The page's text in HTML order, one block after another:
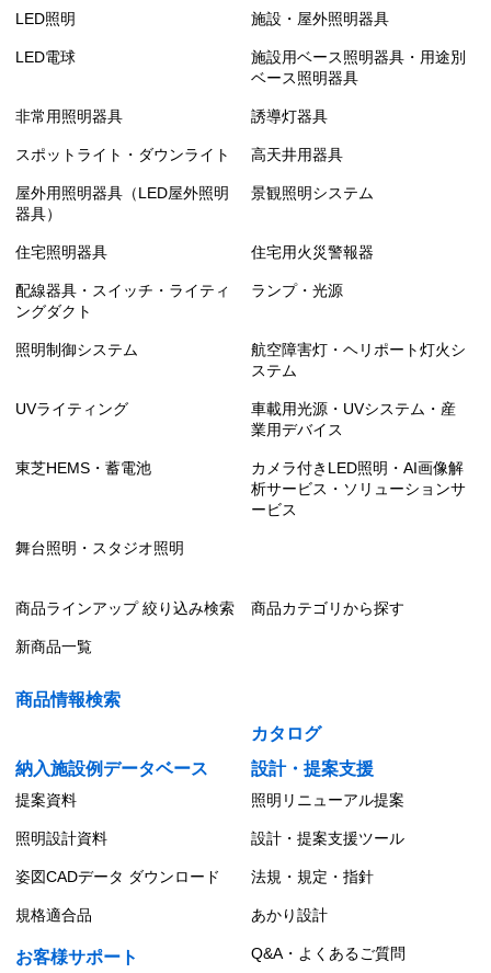
LED照明 施設・屋外照明器具
LED電球
施設用ベース照明器具・用途別
ベース照明器具
非常用照明器具 誘導灯器具
スポットライト・ダウンライト 高天井用器具
屋外用照明器具（LED屋外照明
器具）
景観照明システム
住宅照明器具 住宅用火災警報器
配線器具・スイッチ・ライティ
ングダクト
ランプ・光源
照明制御システム
航空障害灯・ヘリポート灯火シ
ステム
UVライティング
車載用光源・UVシステム・産
業用デバイス
東芝HEMS・蓄電池
カメラ付きLED照明・AI画像解
析サービス・ソリューションサ
ービス
舞台照明・スタジオ照明
商品ラインアップ 絞り込み検索 商品カテゴリから探す
新商品一覧
商品情報検索
カタログ
納入施設例データベース
設計・提案支援
提案資料 照明リニューアル提案
照明設計資料 設計・提案支援ツール
姿図CADデータ ダウンロード 法規・規定・指針
規格適合品 あかり設計
お客様サポート Q&A・よくあるご質問